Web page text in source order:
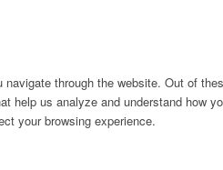
through the website. Out of
help us analyze and understand
your browsing experience.